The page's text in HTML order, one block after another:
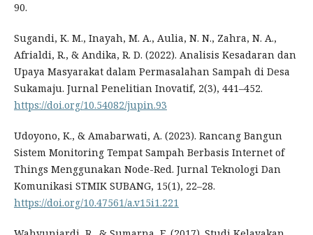
90.
Sugandi, K. M., Inayah, M. A., Aulia, N. N., Zahra, N. A.,
Afrialdi, R., & Andika, R. D. (2022). Analisis Kesadaran dan
Upaya Masyarakat dalam Permasalahan Sampah di Desa
Sukamaju. Jurnal Penelitian Inovatif, 2(3), 441–452.
https://doi.org/10.54082/jupin.93
Udoyono, K., & Amabarwati, A. (2023). Rancang Bangun
Sistem Monitoring Tempat Sampah Berbasis Internet of
Things Menggunakan Node-Red. Jurnal Teknologi Dan
Komunikasi STMIK SUBANG, 15(1), 22–28.
https://doi.org/10.47561/a.v15i1.221